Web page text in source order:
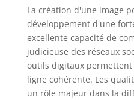
La création d'une image
développement d'une
excellente capacité de
judicieuse des réseaux
outils digitaux
ligne cohérente. Les
un rôle majeur dans la